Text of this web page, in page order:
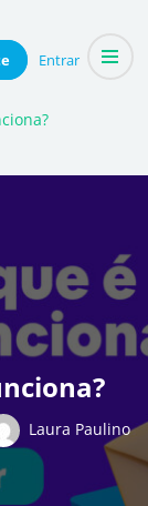
Entrar
Laura Paulino